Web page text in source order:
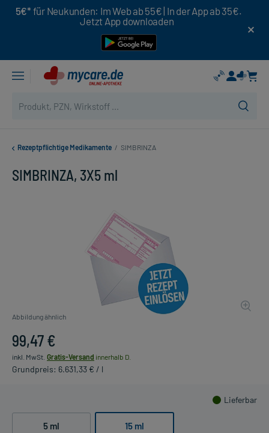
5€* für Neukunden: Im Web ab 55€ | In der App ab 35€.
Jetzt App downloaden
Rezeptpflichtige Medikamente / SIMBRINZA
SIMBRINZA, 3X5 ml
Abbildung ähnlich
99,47 €
inkl. MwSt. Gratis-Versand innerhalb D.
Grundpreis: 6.631,33 € / l
Lieferbar
5 ml 15 ml